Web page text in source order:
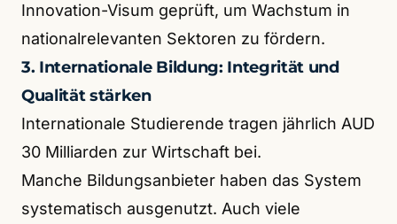
Innovation-Visum geprüft, um Wachstum in
nationalrelevanten Sektoren zu fördern.
3. Internationale Bildung: Integrität und
Qualität stärken
Internationale Studierende tragen jährlich AUD
30 Milliarden zur Wirtschaft bei.
Manche Bildungsanbieter haben das System
systematisch ausgenutzt. Auch viele